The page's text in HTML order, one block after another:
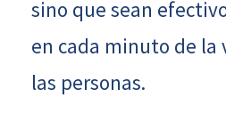
sino que sean
en cada minuto de la
las personas.